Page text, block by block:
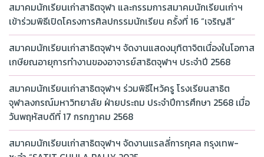
สมาคมนักเรียนเก่าสาธิตจุฬา และกรรมการสมาคมนักเรียนเก่าฯ
เข้าร่วมพิธีเปิดโครงการศิลปกรรมนักเรียน ครั้งที่ 16 “เจริญสี”
สมาคมนักเรียนเก่าสาธิตจุฬาฯ จัดงานแสดงมุทิตาจิตเนื่องในโอกาส
เกษียณอายุการทำงานของอาจารย์สาธิตจุฬาฯ ประจำปี 2568
สมาคมนักเรียนเก่าสาธิตจุฬาฯ ร่วมพิธีไหว้ครู โรงเรียนสาธิต
จุฬาลงกรณ์มหาวิทยาลัย ฝ่ายประถม ประจำปีการศึกษา 2568 เมื่อ
วันพฤหัสบดีที่ 17 กรกฎาคม 2568
สมาคมนักเรียนเก่าสาธิตจุฬาฯ จัดงานแรลลี่การกุศล กรุงเทพ-